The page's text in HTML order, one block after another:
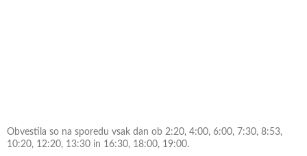
Obvestila so na sporedu vsak dan ob 2:20, 4:00, 6:00, 7:30, 8:53,
10:20, 12:20, 13:30 in 16:30, 18:00, 19:00.